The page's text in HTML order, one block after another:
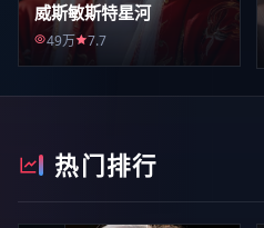
威斯敏斯特星河
49万 7.7
热门排行